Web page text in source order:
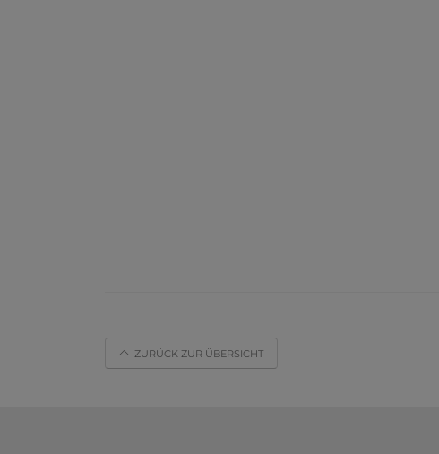
ZURÜCK ZUR ÜBERSICHT